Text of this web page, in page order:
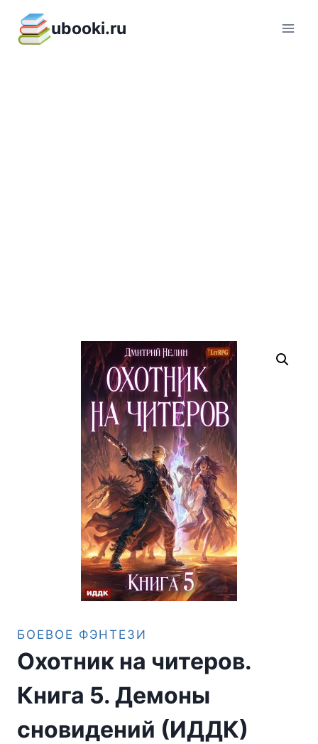
содержимому
ubooki.ru
БОЕВОЕ ФЭНТЕЗИ
Охотник на читеров.
Книга 5. Демоны
сновидений (ИДДК)